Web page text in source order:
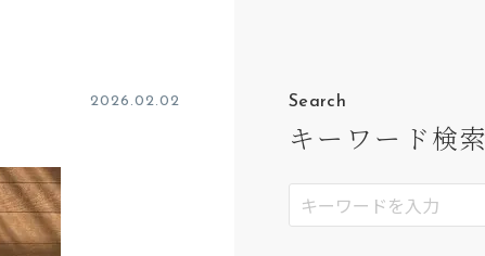
2026.02.02 Search
キーワード検索